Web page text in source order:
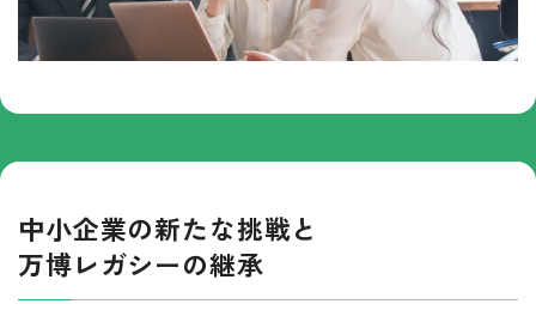
中小企業の新たな挑戦と
万博レガシーの継承